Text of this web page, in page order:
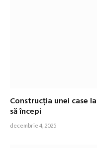
Construcția unei case
să începi
decembrie 4, 2025